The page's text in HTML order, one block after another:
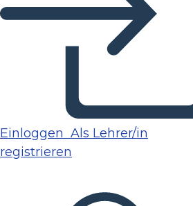
Einloggen Als Lehrer/in
registrieren